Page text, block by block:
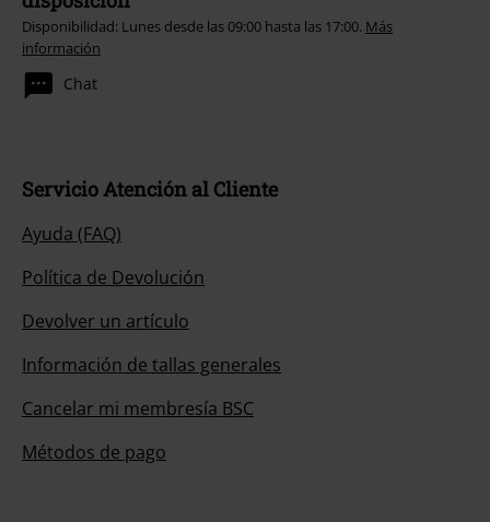
Disponibilidad: Lunes desde las 09:00 hasta las 17:00. Más
información
Chat
Servicio Atención al Cliente
Ayuda (FAQ)
Política de Devolución
Devolver un artículo
Información de tallas generales
Cancelar mi membresía BSC
Métodos de pago